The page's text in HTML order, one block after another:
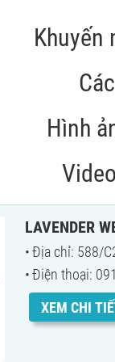
Khuyến
Hình
LAVENDER
Địa chỉ: 588/
Điện thoại:
XEM CHI